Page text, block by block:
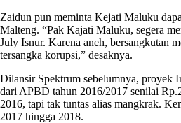
Zaidun pun meminta Kejati Maluku
Malteng. “Pak Kajati Maluku, segera
July Isnur. Karena aneh, bersangkutan
tersangka korupsi,” desaknya.
Dilansir Spektrum sebelumnya, proyek
dari APBD tahun 2016/2017 senilai
2016, tapi tak tuntas alias mangkrak.
2017 hingga 2018.